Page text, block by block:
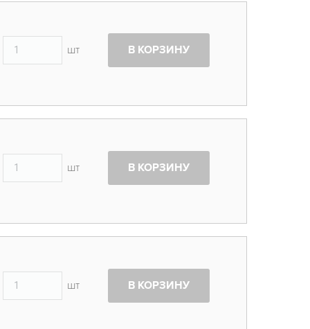
шт В КОРЗИНУ
шт В КОРЗИНУ
шт В КОРЗИНУ